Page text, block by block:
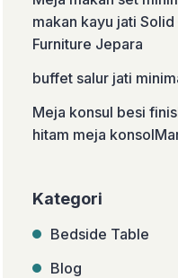
makan kayu jati
Furniture Jepara
buffet salur jati
Meja konsul besi
hitam meja
Kategori
Bedside Table
Blog